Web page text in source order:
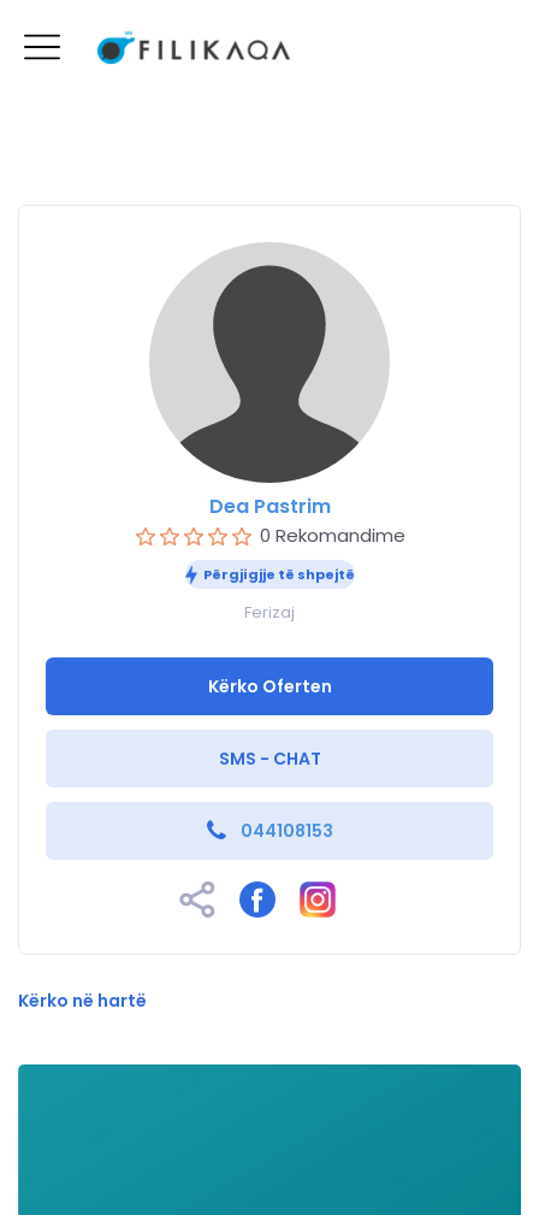
Dea Pastrim
0 Rekomandime
Përgjigjje të shpejtë
Ferizaj
Kërko Oferten
SMS - CHAT
044108153
Kërko në hartë